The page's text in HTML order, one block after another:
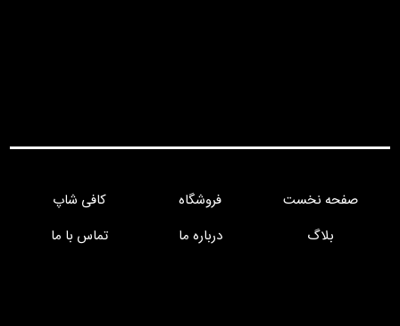
صفحه نخست فروشگاه
کافی شاپ
بلاگ
درباره ما تماس با ما